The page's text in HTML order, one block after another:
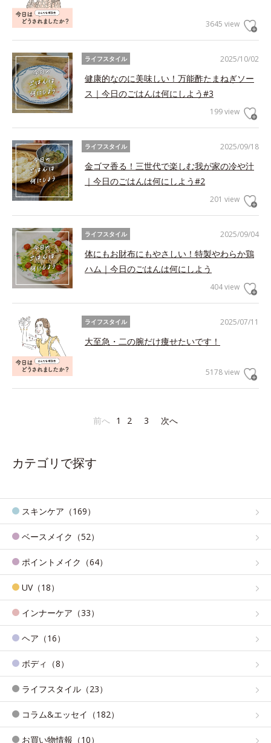
3645 view
2025/10/02
ライフスタイル
健康的なのに美味しい！万能酢たまねぎソー
ス｜今日のごはんは何にしよう#3
199 view
2025/09/18
ライフスタイル
金ゴマ香る！三世代で楽しむ我が家の冷や汁
｜今日のごはんは何にしよう#2
201 view
2025/09/04
ライフスタイル
体にもお財布にもやさしい！特製やわらか鶏
ハム｜今日のごはんは何にしよう
404 view
2025/07/11
ライフスタイル
大至急・二の腕だけ痩せたいです！
5178 view
前へ 1 2 3 次へ
カテゴリで探す
スキンケア（169）
ベースメイク（52）
ポイントメイク（64）
UV（18）
インナーケア（33）
ヘア（16）
ボディ（8）
ライフスタイル（23）
コラム&エッセイ（182）
お買い物情報（10）